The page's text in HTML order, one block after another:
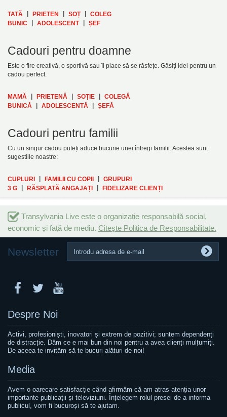
TATĂ PRIETEN SOȚ
COLEG
BUNIC
ADOLESCENT ȘEF
Cadouri pentru doamne
Este o fire creativă, o sportivă sau îi place să se răsfețe. Găsiți idei pentru un
cadou perfect.
MAMĂ PRIETENĂ SOȚIE
COLEGĂ
BUNICĂ
ADOLESCENTĂ ȘEFĂ
Cadouri pentru familii
Cu un singur cadou puteți aduce bucurie unei întregi familii. Acestea sunt
sugestiile noastre:
CUPLURI FAMILII CU COPII
GRUPURI
3 G
RĂSPLATĂ ANGAJAȚI FIDELIZARE CLIENȚI
Transylvania Live este o organizație responsabilă social,
economic și față de mediu. Citește Politica de Responsabilitate.
Newsletter
Despre Noi
Activi, profesioniști, inovatori și extrem de pozitivi; suntem dependenți
de distracție. Dăm ce e mai bun din noi pentru a avea clienți mulțumiți.
De aceea te invităm să te bucuri alături de noi!
Media
Avem o oarecare satisfacție când afirmăm că am atras atenția unor
importante publicații și televiziuni. Înțelegem rolul presei de a informa
publicul, vom fi bucuroși să te ajutam.